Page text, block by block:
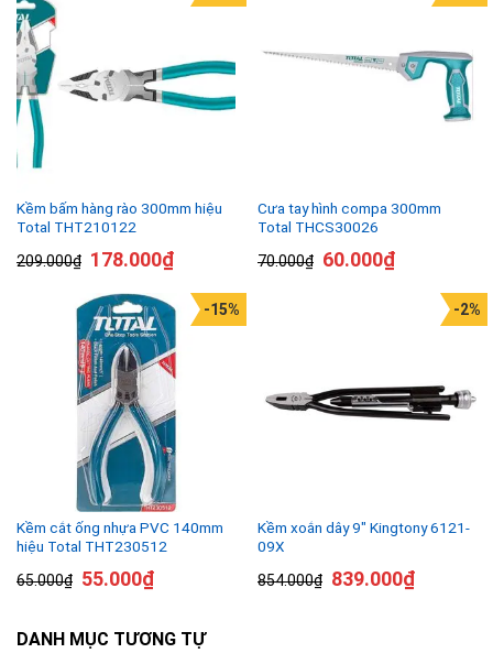
Kềm bấm hàng rào 300mm hiệu
Total THT210122
209.000₫ 178.000₫
Cưa tay hình compa 300mm
Total THCS30026
70.000₫ 60.000₫
Kềm cắt ống nhựa PVC 140mm
hiệu Total THT230512
65.000₫
-15%
55.000₫
Kềm xoắn dây 9″ Kingtony 6121-
09X
854.000₫
-2%
839.000₫
DANH MỤC TƯƠNG TỰ